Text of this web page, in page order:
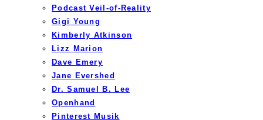
Podcast Veil-of-Reality
Gigi Young
Kimberly Atkinson
Lizz Marion
Dave Emery
Jane Evershed
Dr. Samuel B. Lee
Openhand
Pinterest Musik